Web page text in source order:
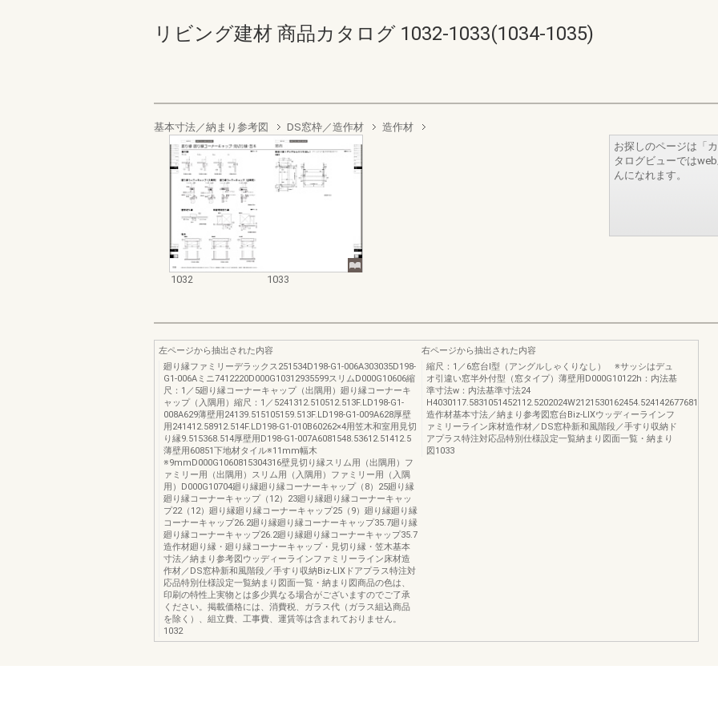
リビング建材 商品カタログ 1032-1033(1034-1035)
基本寸法／納まり参考図 DS窓枠／造作材 造作材
1032 1033
お探しのページは「
タログビューでは
んになれます。
左ページから抽出された内容
廻り縁ファミリーデラックス251534D198-G1-006A303035D198-
G1-006Aミニ7412220D000G10312935599スリムD000G10606縮
尺：1／5廻り縁コーナーキャップ（出隅用）廻り縁コーナーキ
ャップ（入隅用）縮尺：1／5241312.510512.513F.LD198-G1-
008A629薄壁用24139.515105159.513F.LD198-G1-009A628厚壁
用241412.58912.514F.LD198-G1-010B60262×4用笠木和室用見切
り縁9.515368.514厚壁用D198-G1-007A6081548.53612.51412.5
薄壁用60851下地材タイル※11mm幅木
※9mmD000G1060815304316壁見切り縁スリム用（出隅用）フ
ァミリー用（出隅用）スリム用（入隅用）ファミリー用（入隅
用）D000G10704廻り縁廻り縁コーナーキャップ（8）25廻り縁
廻り縁コーナーキャップ（12）23廻り縁廻り縁コーナーキャッ
プ22（12）廻り縁廻り縁コーナーキャップ25（9）廻り縁廻り縁
コーナーキャップ26.2廻り縁廻り縁コーナーキャップ35.7廻り縁
廻り縁コーナーキャップ26.2廻り縁廻り縁コーナーキャップ35.7
造作材廻り縁・廻り縁コーナーキャップ・見切り縁・笠木基本
寸法／納まり参考図ウッディーラインファミリーライン床材造
作材／DS窓枠新和風階段／手すり収納Biz-LIXドアプラス特注対
応品特別仕様設定一覧納まり図面一覧・納まり図商品の色は、
印刷の特性上実物とは多少異なる場合がございますのでご了承
ください。掲載価格には、消費税、ガラス代（ガラス組込商品
を除く）、組立費、工事費、運賃等は含まれておりません。
1032
右ページから抽出された内容
縮尺：1／6窓台Ⅰ型（アングルしゃくりなし） ※サッシはデュ
オ引違い窓半外付型（窓タイプ）薄壁用D000G10122h：内法基
準寸法w：内法基準寸法24
造作材基本寸法／納まり参考図窓台Biz-LIXウッディーラインフ
ァミリーライン床材造作材／DS窓枠新和風階段／手すり収納ド
アプラス特注対応品特別仕様設定一覧納まり図面一覧・納まり
図1033